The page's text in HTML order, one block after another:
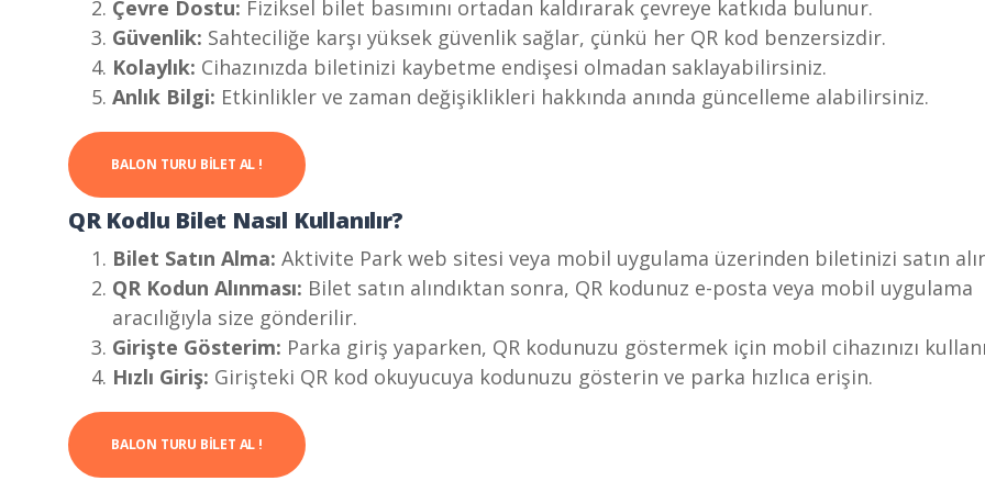
Çevre Dostu: Fiziksel bilet basımını ortadan kaldırarak çevreye katkıda bulunur.
Güvenlik: Sahteciliğe karşı yüksek güvenlik sağlar, çünkü her QR kod benzersizdir.
Kolaylık: Cihazınızda biletinizi kaybetme endişesi olmadan saklayabilirsiniz.
Anlık Bilgi: Etkinlikler ve zaman değişiklikleri hakkında anında güncelleme alabilirsiniz.
BALON TURU BILET AL !
QR Kodlu Bilet Nasıl Kullanılır?
Bilet Satın Alma: Aktivite Park web sitesi veya mobil uygulama üzerinden biletinizi satın
QR Kodun Alınması: Bilet satın alındıktan sonra, QR kodunuz e-posta veya mobil uygulama
aracılığıyla size gönderilir.
Girişte Gösterim: Parka giriş yaparken, QR kodunuzu göstermek için mobil cihazınızı
Hızlı Giriş: Girişteki QR kod okuyucuya kodunuzu gösterin ve parka hızlıca erişin.
BALON TURU BILET AL !